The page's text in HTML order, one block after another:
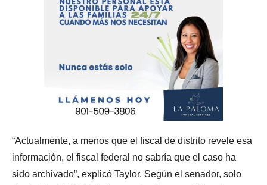
“Actualmente, a menos que el fiscal de distrito revele esa
información, el fiscal federal no sabría que el caso ha
sido archivado”, explicó Taylor. Según el senador, solo